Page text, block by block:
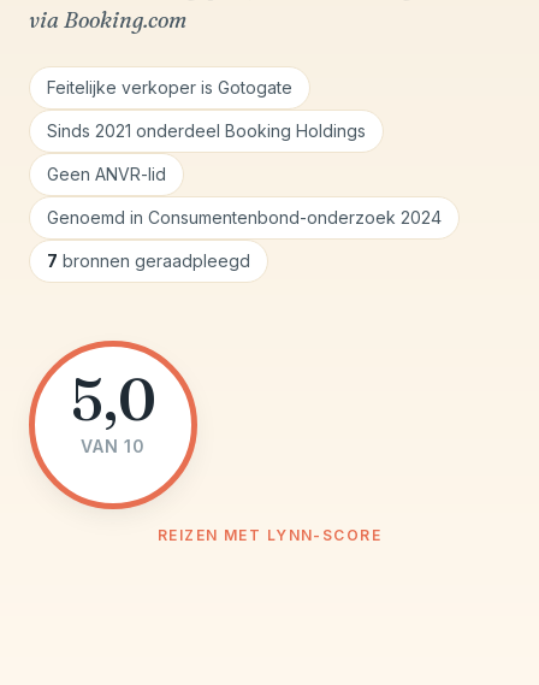
via Booking.com
Feitelijke verkoper is Gotogate
Sinds 2021 onderdeel Booking Holdings
Geen ANVR-lid
Genoemd in Consumentenbond-onderzoek 2024
7 bronnen geraadpleegd
5,0
VAN 10
REIZEN MET LYNN-SCORE